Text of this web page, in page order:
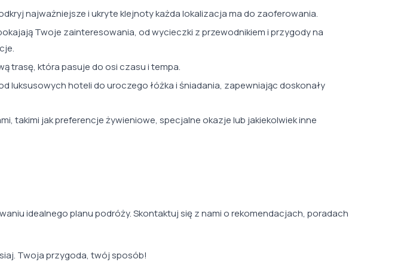
najważniejsze i ukryte klejnoty każda lokalizacja ma do zaoferowania.
Twoje zainteresowania, od wycieczki z przewodnikiem i przygody na
trasę, która pasuje do osi czasu i tempa.
luksusowych hoteli do uroczego łóżka i śniadania, zapewniając doskonały
takimi jak preferencje żywieniowe, specjalne okazje lub jakiekolwiek inne
idealnego planu podróży. Skontaktuj się z nami o rekomendacjach, poradach
Twoja przygoda, twój sposób!